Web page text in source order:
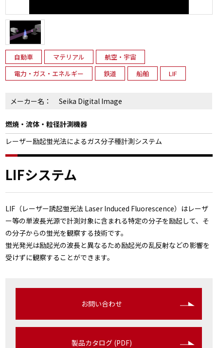
自動車 マテリアル
航空・宇宙
電力・ガス・エネルギー
鉄道 船舶 LIF
メーカー名： Seika Digital Image
燃焼・流体・粒径計測機器
レーザー励起蛍光法によるガス分子種計測システム
LIFシステム
LIF（レーザー誘起蛍光法 Laser Induced Fluorescence）はレーザ
ー等の単波長光源で計測対象に含まれる特定の分子を励起して、そ
の分子からの蛍光を観察する技術です。
蛍光発光は励起光の波長と異なるため励起光の乱反射などの影響を
受けずに観察することができます。
お問い合わせ
製品カタログ (PDF)